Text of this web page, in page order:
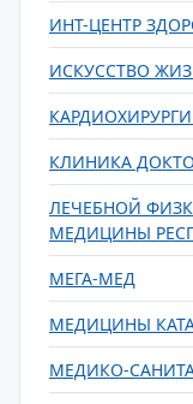
ИНТ-ЦЕНТР
ИСКУССТВО
КЛИНИКА
ЛЕЧЕБНОЙ
МЕДИЦИНЫ
МЕГА-МЕД
МЕДИЦИНЫ
МЕДИКО-